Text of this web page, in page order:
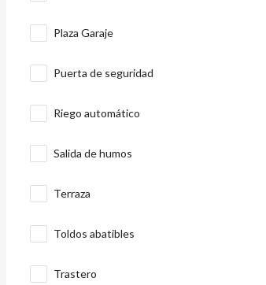
Plaza Garaje
Puerta de seguridad
Riego automático
Salida de humos
Terraza
Toldos abatibles
Trastero